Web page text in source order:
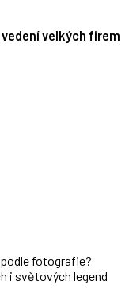
velkých firem
fotografie?
i světových legend